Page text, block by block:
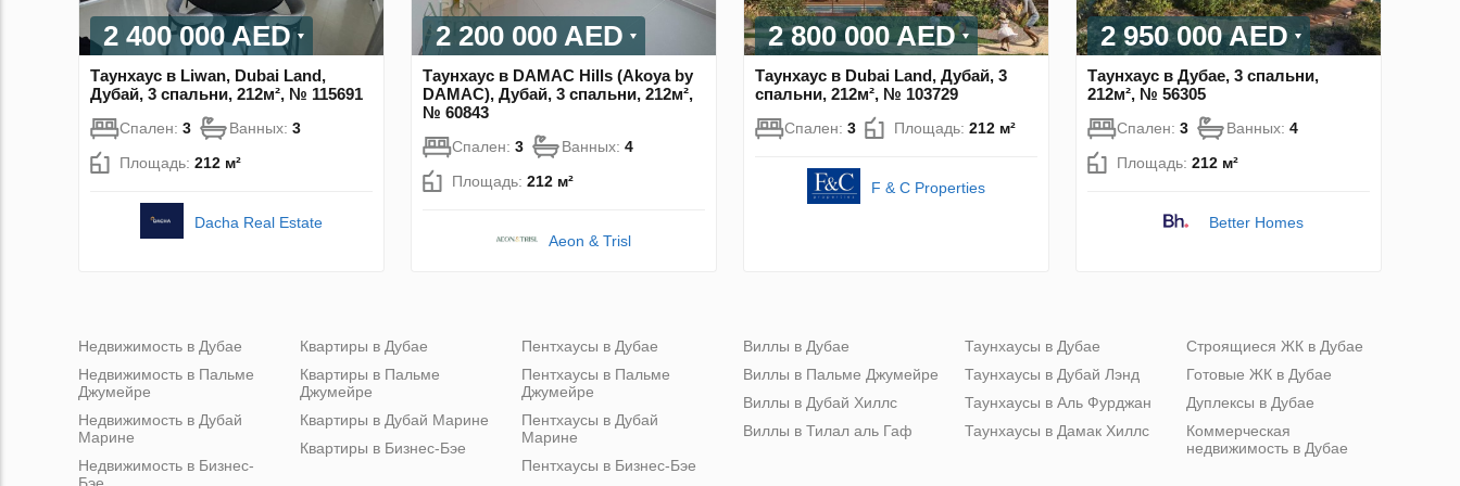
2 400 000 AED
Таунхаус в Liwan, Dubai Land,
Дубай, 3 спальни, 212м², № 115691
Спален: 3 Ванных: 3
Площадь: 212 м²
Dacha Real Estate
2 200 000 AED
Таунхаус в DAMAC Hills (Akoya by
DAMAC), Дубай, 3 спальни, 212м²,
№ 60843
Спален: 3 Ванных: 4
Площадь: 212 м²
Aeon & Trisl
2 800 000 AED
Таунхаус в Dubai Land, Дубай, 3
спальни, 212м², № 103729
Спален: 3 Площадь: 212 м²
F & C Properties
2 950 000 AED
Таунхаус в Дубае, 3 спальни,
212м², № 56305
Спален: 3 Ванных: 4
Площадь: 212 м²
Better Homes
Недвижимость в Дубае
Недвижимость в Пальме
Джумейре
Недвижимость в Дубай
Марине
Недвижимость в Бизнес-
Бэе
Квартиры в Дубае
Квартиры в Пальме
Джумейре
Квартиры в Дубай Марине
Квартиры в Бизнес-Бэе
Пентхаусы в Дубае
Пентхаусы в Пальме
Джумейре
Пентхаусы в Дубай
Марине
Пентхаусы в Бизнес-Бэе
Виллы в Дубае
Виллы в Пальме Джумейре
Виллы в Дубай Хиллс
Виллы в Тилал аль Гаф
Таунхаусы в Дубае
Таунхаусы в Дубай Лэнд
Таунхаусы в Аль Фурджан
Таунхаусы в Дамак Хиллс
Строящиеся ЖК в Дубае
Готовые ЖК в Дубае
Дуплексы в Дубае
Коммерческая
недвижимость в Дубае